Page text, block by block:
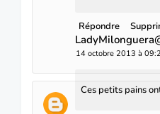
Répondre
14 octobre 2013 à
Ces petits pains